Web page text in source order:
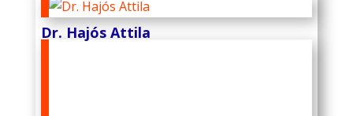
Dr. Hajós Attila